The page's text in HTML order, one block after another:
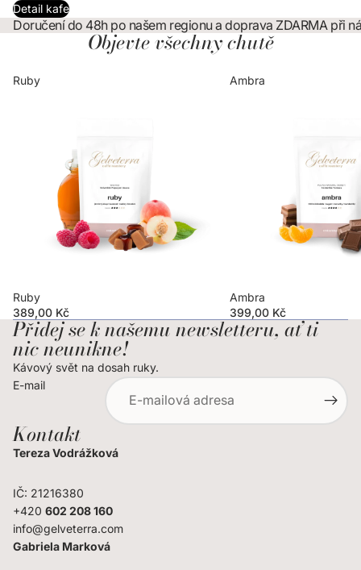
Detail kafe
Doručení do 48h po našem regionu a doprava ZDARMA při
Objevte všechny chutě
Ruby
Ruby
389,00 Kč
Ambra
Ambra
399,00 Kč
Přidej se k našemu newsletteru, ať ti
nic neunikne!
Kávový svět na dosah ruky.
E-mail
Kontakt
Tereza Vodrážková
IČ: 21216380
+420 602 208 160
info@gelveterra.com
Gabriela Marková